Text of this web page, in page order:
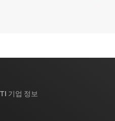
TI 기업 정보